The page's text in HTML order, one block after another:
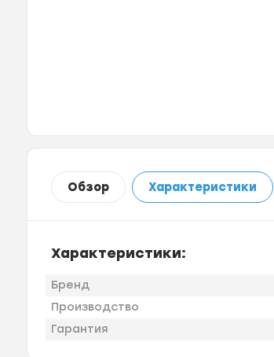
Обзор Характеристики
Характеристики:
Бренд
Производство
Гарантия